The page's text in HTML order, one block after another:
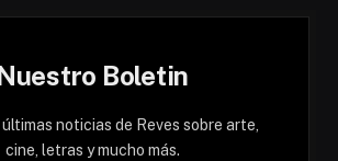
Boletin
últimas noticias de Reves sobre arte,
cine, letras y mucho más.